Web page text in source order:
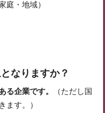
庭・地域）
なりますか？
る企業です。
（ただし国
ます。）